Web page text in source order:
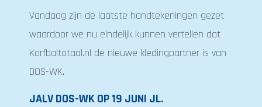
Vandaag zijn de laatste handtekeningen gezet
waardoor we nu eindelijk kunnen vertellen dat
Korfbaltotaal.nl de nieuwe kledingpartner is van
DOS-WK.
JALV DOS-WK OP 19 JUNI JL.